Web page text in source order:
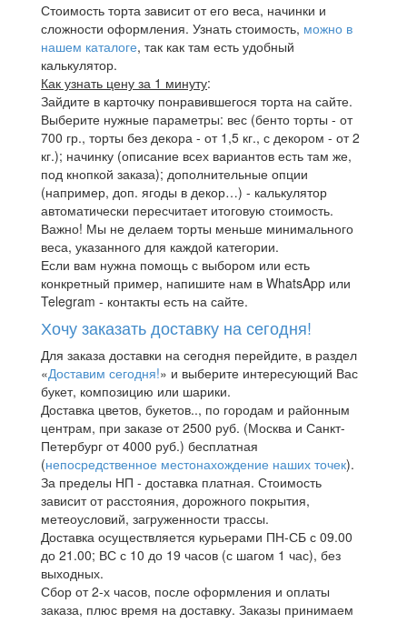
Стоимость торта зависит от его веса, начинки и
сложности оформления. Узнать стоимость, можно в
нашем каталоге, так как там есть удобный
калькулятор.
Как узнать цену за 1 минуту:
Зайдите в карточку понравившегося торта на сайте.
Выберите нужные параметры: вес (бенто торты - от
700 гр., торты без декора - от 1,5 кг., с декором - от 2
кг.); начинку (описание всех вариантов есть там же,
под кнопкой заказа); дополнительные опции
(например, доп. ягоды в декор…) - калькулятор
автоматически пересчитает итоговую стоимость.
Важно! Мы не делаем торты меньше минимального
веса, указанного для каждой категории.
Если вам нужна помощь с выбором или есть
конкретный пример, напишите нам в WhatsApp или
Telegram - контакты есть на сайте.
Хочу заказать доставку на сегодня!
Для заказа доставки на сегодня перейдите, в раздел
«Доставим сегодня!» и выберите интересующий Вас
букет, композицию или шарики.
Доставка цветов, букетов.., по городам и районным
центрам, при заказе от 2500 руб. (Москва и Санкт-
Петербург от 4000 руб.) бесплатная
(непосредственное местонахождение наших точек).
За пределы НП - доставка платная. Стоимость
зависит от расстояния, дорожного покрытия,
метеоусловий, загруженности трассы.
Доставка осуществляется курьерами ПН-СБ с 09.00
до 21.00; ВС с 10 до 19 часов (с шагом 1 час), без
выходных.
Сбор от 2-х часов, после оформления и оплаты
заказа, плюс время на доставку. Заказы принимаем